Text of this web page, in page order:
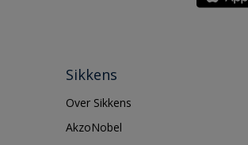
Sikkens
Over Sikkens
AkzoNobel